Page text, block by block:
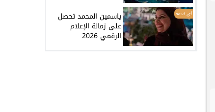
أي خدمة ياسمين المحمد تحصل
على زمالة الإعلام
الرقمي 2026